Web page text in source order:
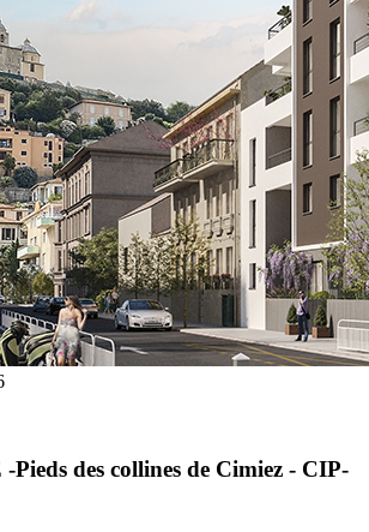
des collines de Cimiez - CIP-